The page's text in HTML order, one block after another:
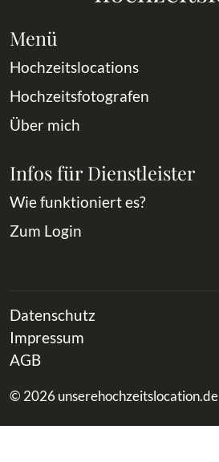
Menü
Hochzeitslocations
Hochzeitsfotografen
Über mich
Infos für Dienstleister
Wie funktioniert es?
Zum Login
Datenschutz
Impressum
AGB
© 2026 unserehochzeitslocation.de